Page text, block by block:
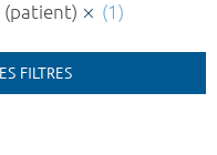
(patient)
(1)
FILTRES